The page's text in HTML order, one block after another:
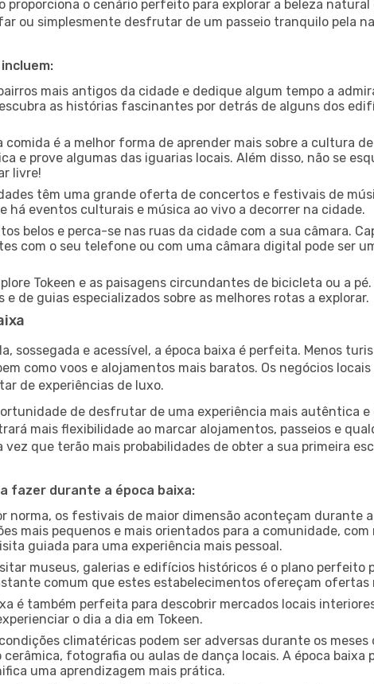
proporciona o cenário perfeito para explorar a beleza
ou simplesmente desfrutar de um passeio tranquilo pela
mais antigos da cidade e dedique algum tempo a
as histórias fascinantes por detrás de alguns dos
comida é a melhor forma de aprender mais sobre a cultura
e prove algumas das iguarias locais. Além disso, não se
livre!
têm uma grande oferta de concertos e festivais de
há eventos culturais e música ao vivo a decorrer na cidade.
belos e perca-se nas ruas da cidade com a sua câmara.
com o seu telefone ou com uma câmara digital pode ser
Tokeen e as paisagens circundantes de bicicleta ou a
de guias especializados sobre as melhores rotas a explorar.
sossegada e acessível, a época baixa é perfeita. Menos
como voos e alojamentos mais baratos. Os negócios
de experiências de luxo.
de desfrutar de uma experiência mais autêntica
mais flexibilidade ao marcar alojamentos, passeios e
que terão mais probabilidades de obter a sua primeira
fazer durante a época baixa:
norma, os festivais de maior dimensão aconteçam durante
mais pequenos e mais orientados para a comunidade,
guiada para uma experiência mais pessoal.
museus, galerias e edifícios históricos é o plano perfeito
comum que estes estabelecimentos ofereçam ofertas
é também perfeita para descobrir mercados locais
o dia a dia em Tokeen.
climatéricas podem ser adversas durante os meses
fotografia ou aulas de dança locais. A época baixa
uma aprendizagem mais prática.